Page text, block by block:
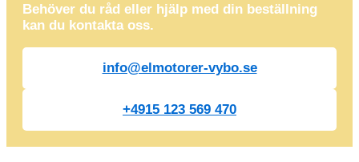
Behöver du råd eller hjälp med din beställning
kan du kontakta oss.
info@elmotorer-vybo.se
+4915 123 569 470